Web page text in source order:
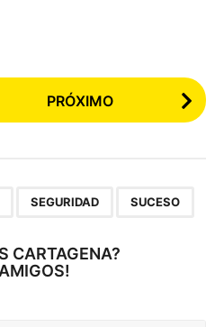
PRÓXIMO
SEGURIDAD SUCESO
CARTAGENA?